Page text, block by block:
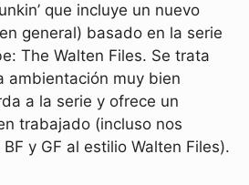
que incluye un nuevo
general) basado en la serie
The Walten Files. Se trata
ambientación muy bien
a la serie y ofrece un
trabajado (incluso nos
y GF al estilio Walten Files).